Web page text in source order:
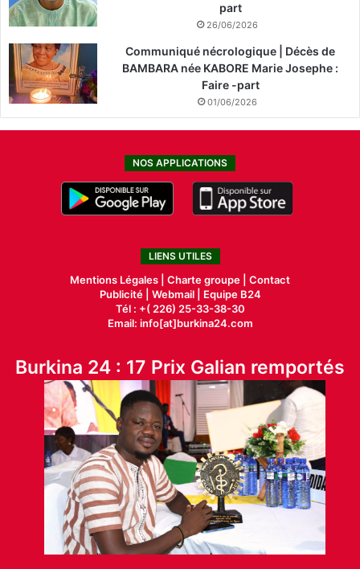
part
26/06/2026
Communiqué nécrologique | Décès de
BAMBARA née KABORE Marie Josephe :
Faire -part
01/06/2026
NOS APPLICATIONS
LIENS UTILES
Mentions Légales | Charte groupe | Contact
Publicité| Webmail |
Equipe B24
Tél : +( 226) 25-33-38-30
Email: info[at]burkina24.com
Burkina 24 : 17 Prix Galian remportés